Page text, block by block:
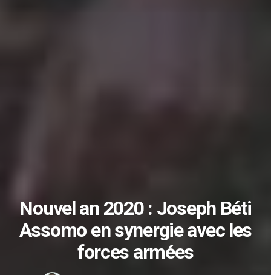
Nouvel an 2020 : Joseph Béti
Assomo en synergie avec les
forces armées